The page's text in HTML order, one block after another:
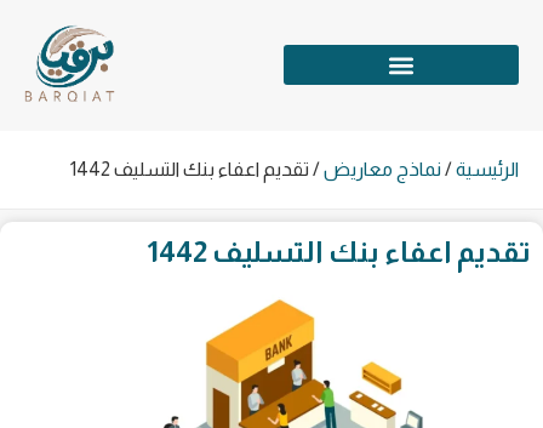
الرئيسية/نماذج معاريض/ تقديم اعفاء بنك التسليف 1442
تقديم اعفاء بنك التسليف 1442